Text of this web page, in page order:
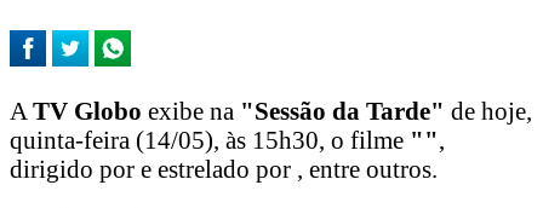
A TV Globo exibe na "Sessão da Tarde" de hoje,
quinta-feira (14/05), às 15h30, o filme "",
dirigido por e estrelado por , entre outros.